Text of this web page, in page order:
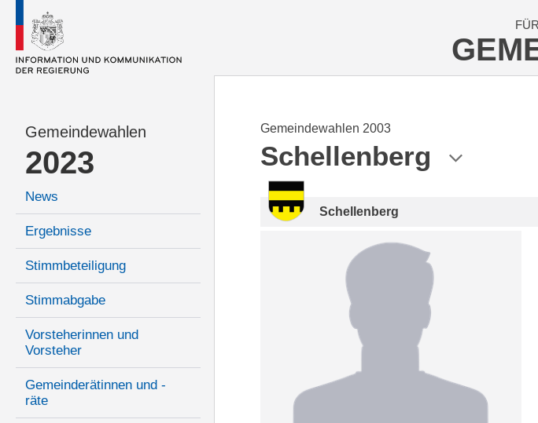
Gemeindewahlen
2023
News
Ergebnisse
Stimmbeteiligung
Stimmabgabe
Vorsteherinnen und
Vorsteher
Gemeinderätinnen und -
räte
Gemeindewahlen 2003
Schellenberg
Schellenberg